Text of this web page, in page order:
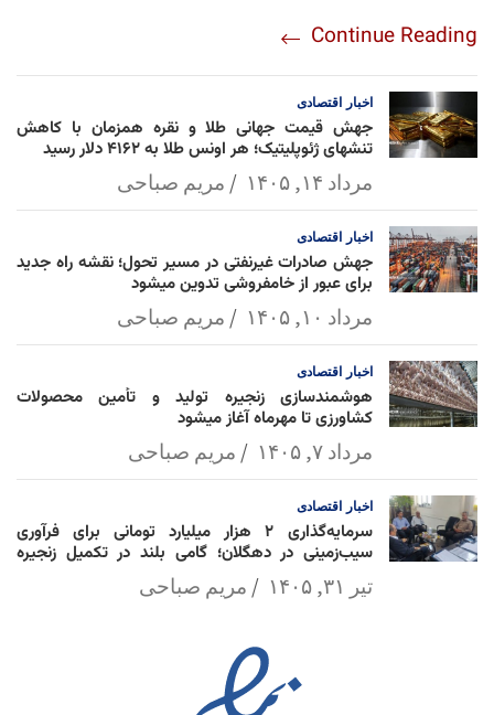
ok
Ap
p
Lin
k
l
Continue Reading
اخبار اقتصادی
جهش قیمت جهانی طلا و نقره همزمان با کاهش
تنشهای ژئوپلیتیک؛ هر اونس طلا به ۴۱۶۲ دلار رسید
مرداد ۱۴, ۱۴۰۵ مریم صباحی
اخبار اقتصادی
جهش صادرات غیرنفتی در مسیر تحول؛ نقشه راه جدید
برای عبور از خامفروشی تدوین میشود
مرداد ۱۰, ۱۴۰۵ مریم صباحی
اخبار اقتصادی
هوشمندسازی زنجیره تولید و تأمین محصولات
کشاورزی تا مهرماه آغاز میشود
مرداد ۷, ۱۴۰۵ مریم صباحی
اخبار اقتصادی
سرمایه‌گذاری ۲ هزار میلیارد تومانی برای فرآوری
سیب‌زمینی در دهگلان؛ گامی بلند در تکمیل زنجیره
ارزش کشاورزیتیر ۳۱, ۱۴۰۵ مریم صباحی